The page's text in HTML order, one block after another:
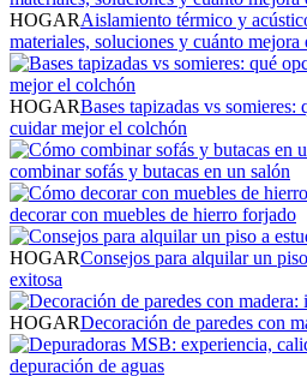
HOGARAislamiento térmico y
materiales, soluciones y cuánto mejora
HOGARBases tapizadas vs somieres:
cuidar mejor el colchón
combinar sofás y butacas en un salón
decorar con muebles de hierro forjado
HOGARConsejos para alquilar un
exitosa
HOGARDecoración de paredes con